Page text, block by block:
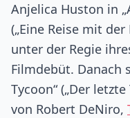
Anjelica Huston in
(„Eine Reise mit
unter der Regie
Filmdebüt. Danach
Tycoon“ („Der
von Robert DeNiro,